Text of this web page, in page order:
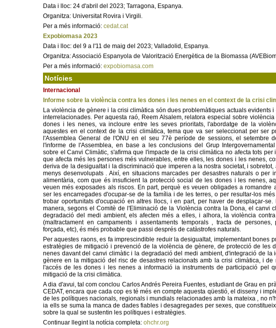
Data i lloc: 24 d'abril del 2023; Tarragona, Espanya.
Organitza: Universitat Rovira i Virgili.
Per a més informació: cedat.cat
Expobiomasa 2023
Data i lloc: del 9 a l'11 de maig del 2023; Valladolid, Espanya.
Organitza: Associació Espanyola de Valorització Energètica de la Biomassa
Per a més informació: expobiomasa.com
Notícies
Internacional
Informe sobre la violència contra les dones i les nenes en el context de la crisi
La violència de gènere i la crisi climàtica són dues problemàtiques actuals evidents i
interrelacionades. Per aquesta raó, Reem Alsalem, relatora especial sobre violència
dones i les nenes, va incloure entre les seves prioritats, l'abordatge de la
aquestes en el context de la crisi climàtica, tema que va ser seleccionat per ser
l'Assemblea General de l'ONU en el seu 77è període de sessions, el setembre
l'informe de l'Assemblea, en base a les conclusions del Grup
sobre el Canvi Climàtic, s'afirma que l'impacte de la crisi climàtica no afecta tots per
que afecta més les persones més vulnerables, entre elles, les dones i les nenes,
deriva de la desigualtat i la discriminació que imperen a la nostra societat, i sobretot,
menys desenvolupats . Així, en situacions marcades per desastres naturals o per
alimentària, com que és insuficient la protecció social de les dones i les nenes,
veuen més exposades als riscos. En part, perquè es veuen obligades a romandre
ser les encarregades d'ocupar-se de la família i de les terres, o per resultar-los
trobar oportunitats d'ocupació en altres llocs, i en part, per haver de desplaçar-se.
manera, segons el Comitè de l'Eliminació de la Violència contra la Dona, el canvi
degradació del medi ambient, els afecten més a elles, i alhora, la violència
(maltractament en campaments i assentaments temporals , tracta de persones,
forçada, etc), és més probable que passi després de catàstrofes naturals.
Per aquestes raons, es fa imprescindible reduir la desigualtat, implementant bones
estratègies de mitigació i prevenció de la violència de gènere, de protecció de les
nenes davant del canvi climàtic i la degradació del medi ambient, d'integració de la
gènere en la mitigació del risc de desastres relacionats amb la crisi climàtica, i de
l'accés de les dones i les nenes a informació ia instruments de participació pel
mitigació de la crisi climàtica.
A dia d'avui, tal com conclou Carlos Andrés Pereira Fuentes, estudiant de Grau en
CEDAT, encara que cada cop es té més en compte aquesta qüestió, el disseny i
de les polítiques nacionals, regionals i mundials relacionades amb la mateixa , no
ia ells se suma la manca de dades fiables i desagregades per sexes, que
sobre la qual se sustentin les polítiques i estratègies.
Continuar llegint la notícia completa: ohchr.org